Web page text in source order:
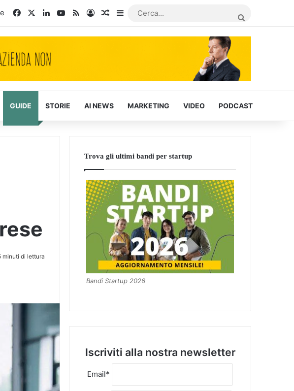
FacebookLinkedInYou Tube
RSSAccediArticoli Casuali
Barra laterale
GUIDE STORIE AI NEWS MARKETING VIDEO PODCAST
minuti di lettura
Trova gli ultimi bandi per startup
Bandi Startup 2026
Iscriviti alla nostra newsletter
Email*